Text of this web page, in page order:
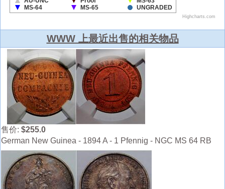
WWW 上最近出售的相关物品
售价: $255.0
German New Guinea - 1894 A - 1 Pfennig - NGC MS 64 RB